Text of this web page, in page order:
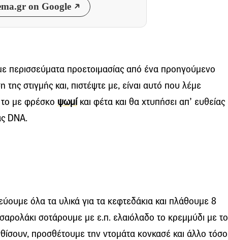
on Google
περισσεύματα προετοιμασίας από ένα προηγούμενο
της στιγμής και, πιστέψτε με, είναι αυτό που λέμε
το με φρέσκο ψωμίκαι φέτα και θα χτυπήσει απ’ ευθείας
DNA.
όλα τα υλικά για τα κεφτεδάκια και πλάθουμε 8
σοτάρουμε με ε.π. ελαιόλαδο το κρεμμύδι με το
προσθέτουμε την ντομάτα κονκασέ και άλλο τόσο